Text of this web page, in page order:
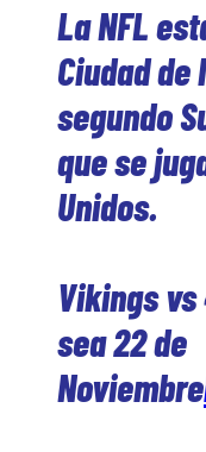
La NFL
Ciudad de
segundo
que se
Unidos.
Vikings
sea 22 de
Noviembre